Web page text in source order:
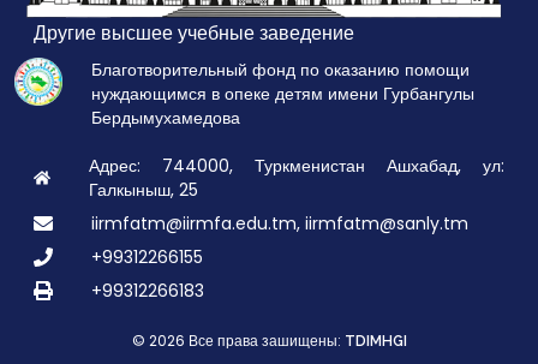
Другие высшее учебные заведение
Благотворительный фонд по оказанию помощи
нуждающимся в опеке детям имени Гурбангулы
Бердымухамедова
Адрес: 744000, Туркменистан Ашхабад, ул:
Галкыныш, 25
iirmfatm@iirmfa.edu.tm, iirmfatm@sanly.tm
+99312266155
+99312266183
© 2026 Все права зашищены: TDIMHGI